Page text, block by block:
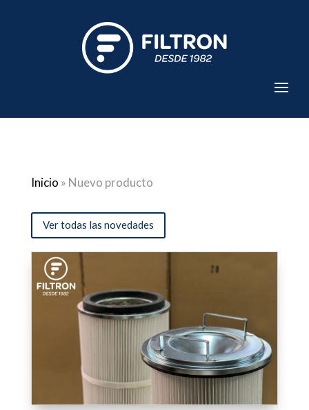
Inicio » Nuevo producto
Ver todas las novedades